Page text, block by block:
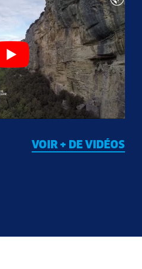
VOIR + DE VIDÉOS